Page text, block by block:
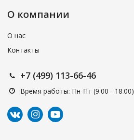
О компании
О нас
Контакты
+7 (499) 113-66-46
Время работы: Пн-Пт (9.00 - 18.00)